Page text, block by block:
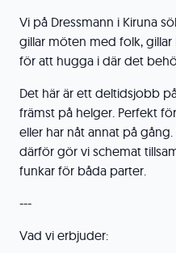
Vi på Dressmann i Kiruna
gillar möten med folk,
för att hugga i där det
Det här är ett deltidsjobb
främst på helger. Perfekt
eller har nåt annat på
därför gör vi schemat
funkar för båda parter.
---
Vad vi erbjuder: